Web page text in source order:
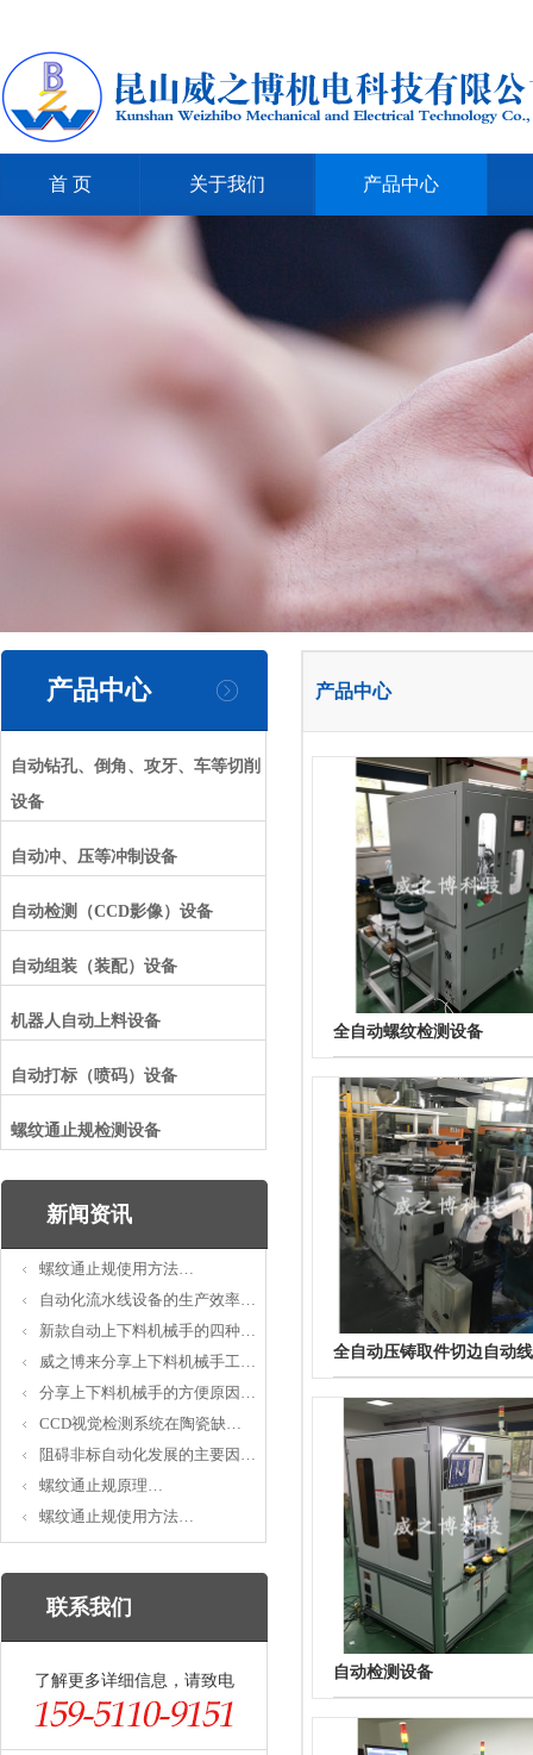
首 页 关于我们 产品中心
产品中心
自动钻孔、倒角、攻牙、车等切削
设备
自动冲、压等冲制设备
自动检测（CCD影像）设备
自动组装（装配）设备
机器人自动上料设备
自动打标（喷码）设备
螺纹通止规检测设备
新闻资讯
螺纹通止规使用方法…
自动化流水线设备的生产效率…
新款自动上下料机械手的四种…
威之博来分享上下料机械手工…
分享上下料机械手的方便原因…
CCD视觉检测系统在陶瓷缺…
阻碍非标自动化发展的主要因…
螺纹通止规原理…
螺纹通止规使用方法…
联系我们
了解更多详细信息，请致电
产品中心
全自动螺纹检测设备
全自动压铸取件切边自动线
自动检测设备